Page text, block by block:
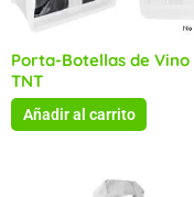
Porta-Botellas de Vino
TNT
Añadir al carrito